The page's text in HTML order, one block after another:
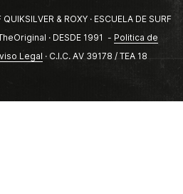
& ROXY · ESCUELA DE SURF
· DESDE 1991 - Politica de
Legal · C.I.C. AV 39178 / TEA 18